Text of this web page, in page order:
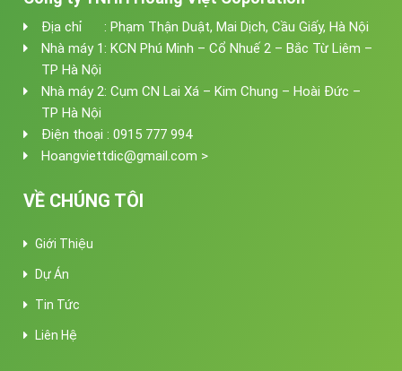
Địa chỉ : Phạm Thận Duật, Mai Dịch, Cầu Giấy, Hà Nội
Nhà máy 1: KCN Phú Minh – Cổ Nhuế 2 – Bắc Từ Liêm –
TP Hà Nội
Nhà máy 2: Cụm CN Lai Xá – Kim Chung – Hoài Đức –
TP Hà Nội
Điện thoại : 0915 777 994
Hoangviettdic@gmail.com >
VỀ CHÚNG TÔI
Giới Thiệu
Dự Án
Tin Tức
Liên Hệ